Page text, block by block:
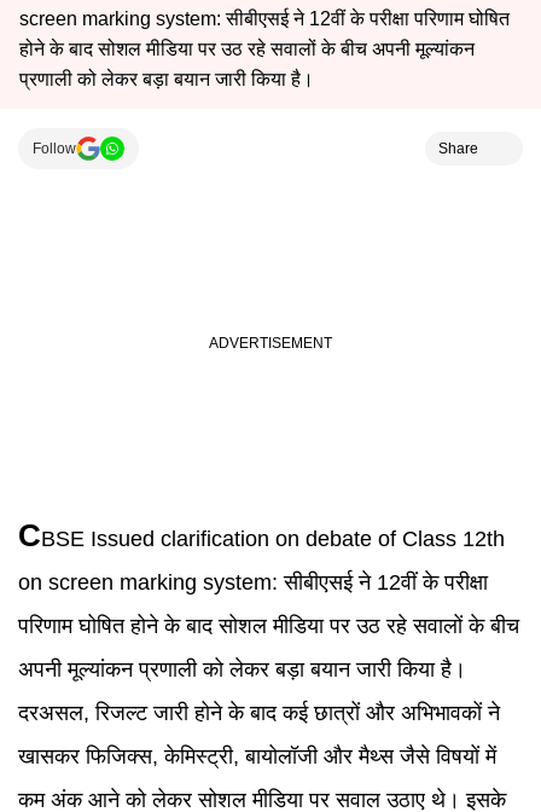
screen marking system: सीबीएसई ने 12वीं के परीक्षा परिणाम घोषित
होने के बाद सोशल मीडिया पर उठ रहे सवालों के बीच अपनी मूल्यांकन
प्रणाली को लेकर बड़ा बयान जारी किया है।
Follow Share
CBSE Issued clarification on debate of Class 12th
on screen marking system: सीबीएसई ने 12वीं के परीक्षा
परिणाम घोषित होने के बाद सोशल मीडिया पर उठ रहे सवालों के बीच
अपनी मूल्यांकन प्रणाली को लेकर बड़ा बयान जारी किया है।
दरअसल, रिजल्ट जारी होने के बाद कई छात्रों और अभिभावकों ने
खासकर फिजिक्स, केमिस्ट्री, बायोलॉजी और मैथ्स जैसे विषयों में
कम अंक आने को लेकर सोशल मीडिया पर सवाल उठाए थे। इसके